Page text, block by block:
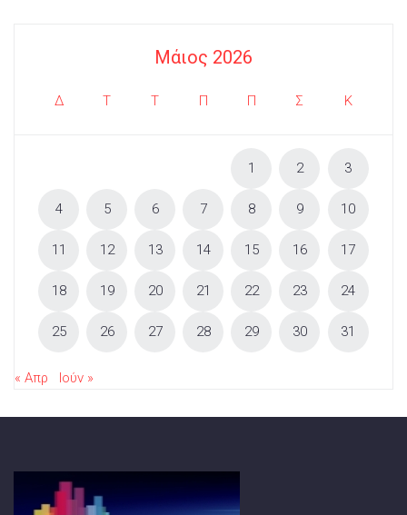
Μάιος 2026
Δ Τ Τ Π Π Σ Κ
1 2 3
4 5 6 7 8 9 10
11 12 13 14 15 16 17
18 19 20 21 22 23 24
25 26 27 28 29 30 31
« Απρ Ιούν »